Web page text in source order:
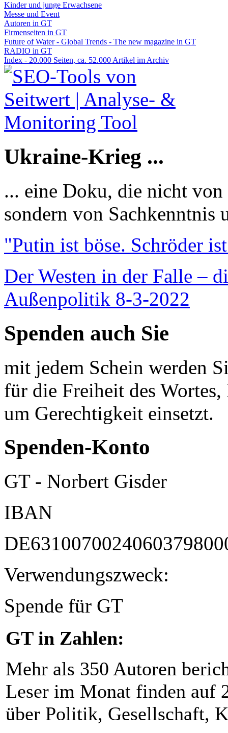
Kinder und junge Erwachsene
Messe und Event
Autoren in GT
Firmenseiten in GT
Future of Water - Global Trends - The new magazine in GT
RADIO in GT
Index - 20.000 Seiten, ca. 52.000 Artikel im Archiv
Ukraine-Krieg ...
... eine Doku, die nicht
sondern von Sachkenntnis
"Putin ist böse. Schröder
Der Westen in der Falle –
Außenpolitik 8-3-2022
Spenden auch Sie
mit jedem Schein werden
für die Freiheit des
um Gerechtigkeit einsetzt.
Spenden-Konto
GT - Norbert Gisder
IBAN
Verwendungszweck:
Spende für GT
GT in Zahlen:
Mehr als 350 Autoren
Leser im Monat finden auf
über Politik, Gesellschaft,